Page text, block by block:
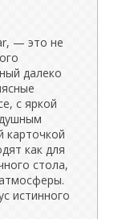
— это не
далеко
с яркой
карточкой
как для
стола,
истинного